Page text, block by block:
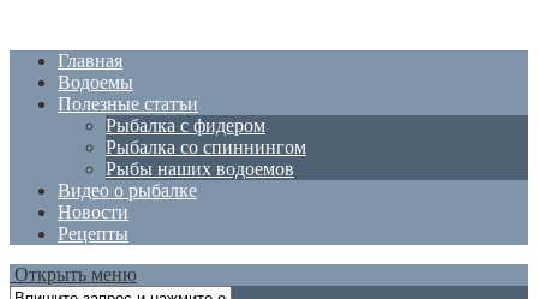
Главная
Водоемы
Полезные статъи
Рыбалка с фидером
Рыбалка со спиннингом
Рыбы наших водоемов
Видео о рыбалке
Новости
Рецепты
Открыть меню